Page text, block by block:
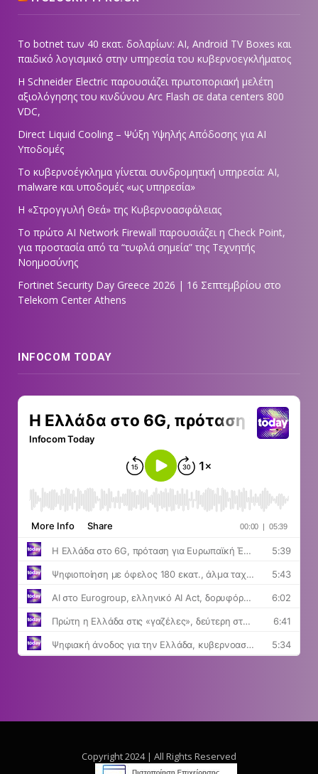
Το botnet των 40 εκατ. δολαρίων: AI, Android TV Boxes και
παιδικό λογισμικό στην υπηρεσία του κυβερνοεγκλήματος
Η Schneider Electric παρουσιάζει πρωτοποριακή μελέτη
αξιολόγησης του κινδύνου Arc Flash σε data centers 800
VDC,
Direct Liquid Cooling – Ψύξη Υψηλής Απόδοσης για AI
Υποδομές
Το κυβερνοέγκλημα γίνεται συνδρομητική υπηρεσία: AI,
malware και υποδομές «ως υπηρεσία»
Η «Στρογγυλή Θεά» της Κυβερνοασφάλειας
Tο πρώτο AI Network Firewall παρουσιάζει η Check Point,
για προστασία από τα “τυφλά σημεία” της Τεχνητής
Νοημοσύνης
Fortinet Security Day Greece 2026 | 16 Σεπτεμβρίου στο
Telekom Center Athens
INFOCOM TODAY
Copyright 2024 | All Rights Reserved